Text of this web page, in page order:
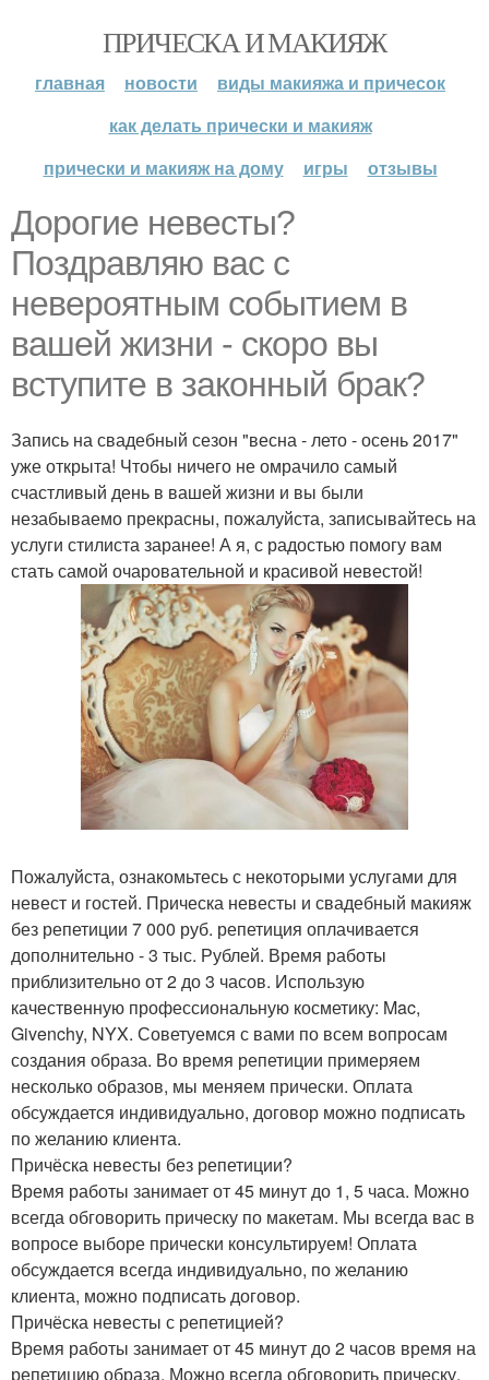
ПРИЧЕСКА И МАКИЯЖ
главная новости
виды макияжа и причесок
как делать прически и макияж
прически и макияж на дому
игры отзывы
Дорогие невесты?
Поздравляю вас с
невероятным событием в
вашей жизни - скоро вы
вступите в законный брак?
Запись на свадебный сезон "весна - лето - осень 2017"
уже открыта! Чтобы ничего не омрачило самый
счастливый день в вашей жизни и вы были
незабываемо прекрасны, пожалуйста, записывайтесь на
услуги стилиста заранее! А я, с радостью помогу вам
стать самой очаровательной и красивой невестой!
Пожалуйста, ознакомьтесь с некоторыми услугами для
невест и гостей. Прическа невесты и свадебный макияж
без репетиции 7 000 руб. репетиция оплачивается
дополнительно - 3 тыс. Рублей. Время работы
приблизительно от 2 до 3 часов. Использую
качественную профессиональную косметику: Mac,
Givenchy, NYX. Советуемся с вами по всем вопросам
создания образа. Во время репетиции примеряем
несколько образов, мы меняем прически. Оплата
обсуждается индивидуально, договор можно подписать
по желанию клиента.
Причёска невесты без репетиции?
Время работы занимает от 45 минут до 1, 5 часа. Можно
всегда обговорить прическу по макетам. Мы всегда вас в
вопросе выборе прически консультируем! Оплата
обсуждается всегда индивидуально, по желанию
клиента, можно подписать договор.
Причёска невесты с репетицией?
Время работы занимает от 45 минут до 2 часов время на
репетицию образа. Можно всегда обговорить прическу,